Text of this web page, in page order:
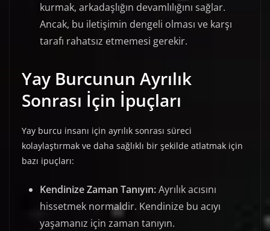
kurmak, arkadaşlığın devamlılığını sağlar.
Ancak, bu iletişimin dengeli olması ve karşı
tarafı rahatsız etmemesi gerekir.
Yay Burcunun Ayrılık
Sonrası İçin İpuçları
Yay burcu insanı için ayrılık sonrası süreci
kolaylaştırmak ve daha sağlıklı bir şekilde atlatmak için
bazı ipuçları:
Kendinize Zaman Tanıyın:Ayrılık acısını
hissetmek normaldir. Kendinize bu acıyı
yaşamanız için zaman tanıyın.